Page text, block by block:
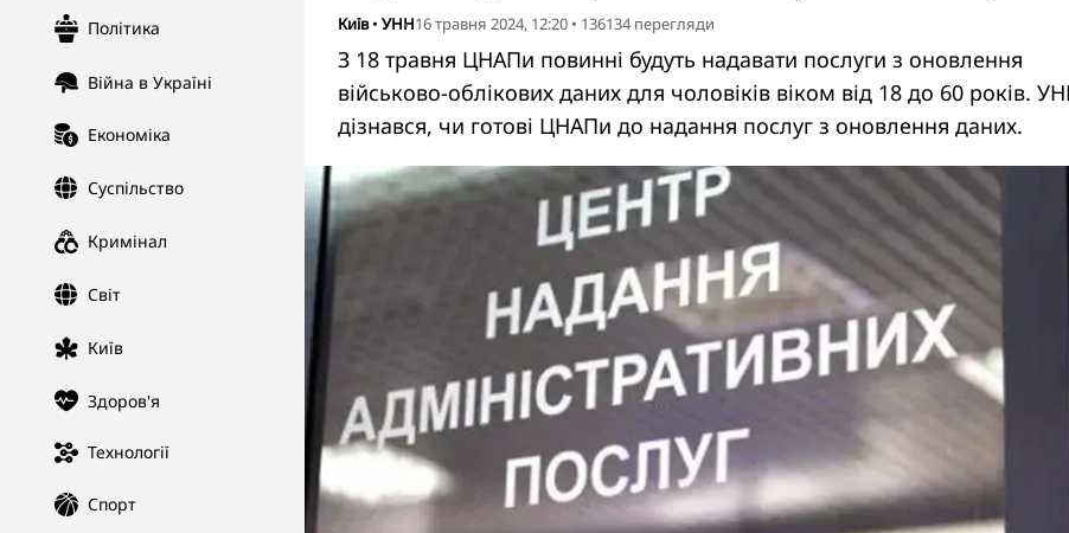
Політика
Війна в Україні
Економіка
Суспільство
Кримінал
Світ
Київ
Здоров'я
Технології
Спорт
Київ• УНН16 травня 2024, 12:20 • 136134 перегляди
З 18 травня ЦНАПи повинні будуть надавати послуги з оновлення
військово-облікових даних для чоловіків віком від 18 до 60 років.
дізнався, чи готові ЦНАПи до надання послуг з оновлення даних.